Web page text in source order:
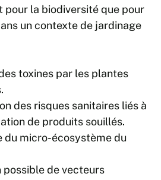
pour la biodiversité que pour
un contexte de jardinage
toxines par les plantes
des risques sanitaires liés à
de produits souillés.
du micro-écosystème du
possible de vecteurs